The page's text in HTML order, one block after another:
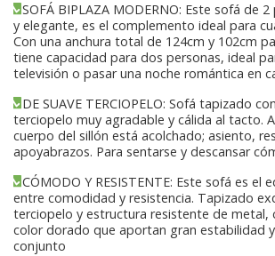
SOFÁ BIPLAZA MODERNO: Este sofá de
y elegante, es el complemento ideal para
Con una anchura total de 124cm y 102cm
tiene capacidad para dos personas, ideal
televisión o pasar una noche romántica en
DE SUAVE TERCIOPELO: Sofá tapizado
terciopelo muy agradable y cálida al tacto.
cuerpo del sillón está acolchado; asiento,
apoyabrazos. Para sentarse y descansar
CÓMODO Y RESISTENTE: Este sofá es el
entre comodidad y resistencia. Tapizado
terciopelo y estructura resistente de metal,
color dorado que aportan gran estabilidad
conjunto